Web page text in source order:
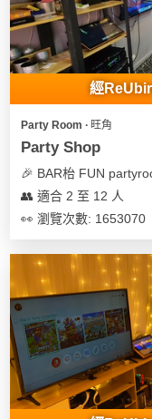
經
Party Room ∙ 旺角
Party Shop
🎉 BAR枱 FUN
👥 適合 2 至 12 人
👀 瀏覽次數: 1653070